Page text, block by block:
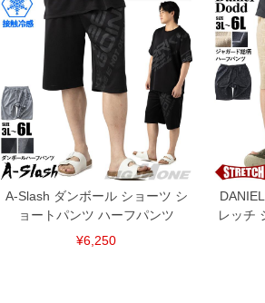
A-Slash ダンボール ショーツ シ
ョートパンツ ハーフパンツ
¥6,250
レッチ